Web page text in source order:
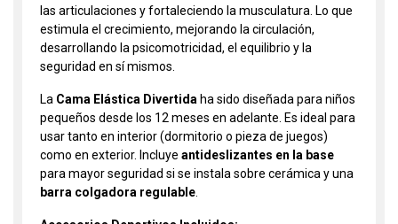
las articulaciones y fortaleciendo la musculatura. Lo que
estimula el crecimiento, mejorando la circulación,
desarrollando la psicomotricidad, el equilibrio y la
seguridad en sí mismos.
La Cama Elástica Divertida ha sido diseñada para niños
pequeños desde los 12 meses en adelante. Es ideal para
usar tanto en interior (dormitorio o pieza de juegos)
como en exterior. Incluye antideslizantes en la base
para mayor seguridad si se instala sobre cerámica y una
barra colgadora regulable